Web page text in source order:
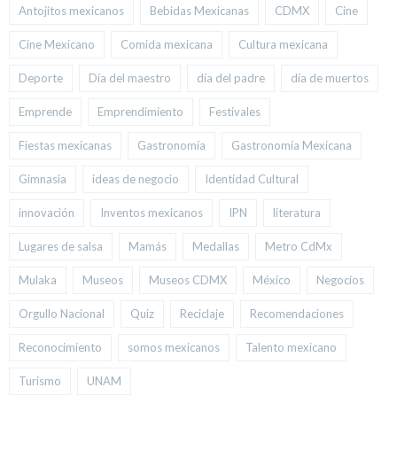
Antojitos mexicanos Bebidas Mexicanas CDMX Cine
Cine Mexicano Comida mexicana Cultura mexicana
Deporte Día del maestro día del padre día de muertos
Emprende Emprendimiento Festivales
Fiestas mexicanas Gastronomía Gastronomía Mexicana
Gimnasia ideas de negocio Identidad Cultural
innovación Inventos mexicanos IPN literatura
Lugares de salsa Mamás Medallas Metro CdMx
Mulaka Museos Museos CDMX México Negocios
Orgullo Nacional Quiz Reciclaje Recomendaciones
Reconocimiento somos mexicanos Talento mexicano
Turismo UNAM